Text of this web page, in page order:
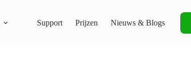
Support Prijzen Nieuws & Blogs